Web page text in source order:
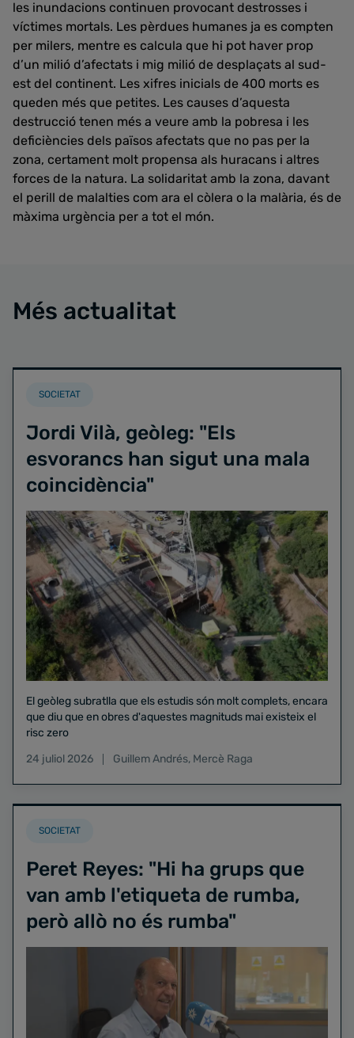
les inundacions continuen provocant destrosses i
víctimes mortals. Les pèrdues humanes ja es compten
per milers, mentre es calcula que hi pot haver prop
d’un milió d’afectats i mig milió de desplaçats al sud-
est del continent. Les xifres inicials de 400 morts es
queden més que petites. Les causes d’aquesta
destrucció tenen més a veure amb la pobresa i les
deficiències dels països afectats que no pas per la
zona, certament molt propensa als huracans i altres
forces de la natura. La solidaritat amb la zona, davant
el perill de malalties com ara el còlera o la malària, és de
màxima urgència per a tot el món.
Més actualitat
SOCIETAT
Jordi Vilà, geòleg: "Els
esvorancs han sigut una mala
coincidència"
El geòleg subratlla que els estudis són molt complets, encara
que diu que en obres d'aquestes magnituds mai existeix el
risc zero
24 juliol 2026
Guillem Andrés, Mercè Raga
SOCIETAT
Peret Reyes: "Hi ha grups que
van amb l'etiqueta de rumba,
però allò no és rumba"